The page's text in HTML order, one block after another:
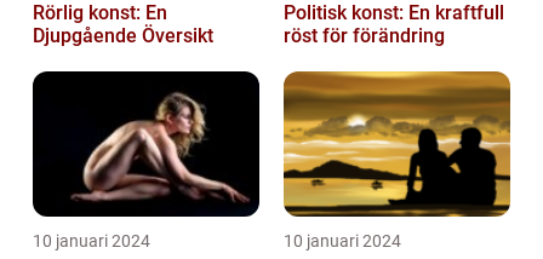
Rörlig konst: En
Djupgående Översikt
Politisk konst: En kraftfull
röst för förändring
10 januari 2024 10 januari 2024